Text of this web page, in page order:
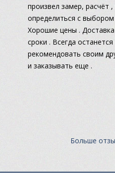
произвел замер, расчёт
определиться с
Хорошие цены .
сроки . Всегда
рекомендовать своим
и заказывать еще .
Больше